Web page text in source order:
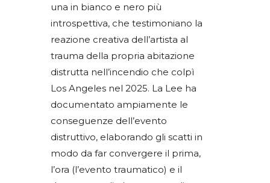
una in bianco e nero più
introspettiva, che testimoniano la
reazione creativa dell’artista al
trauma della propria abitazione
distrutta nell’incendio che colpì
Los Angeles nel 2025. La Lee ha
documentato ampiamente le
conseguenze dell’evento
distruttivo, elaborando gli scatti in
modo da far convergere il prima,
l’ora (l’evento traumatico) e il